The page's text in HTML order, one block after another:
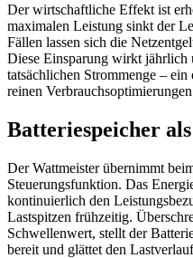
Der wirtschaftliche Effekt ist
maximalen Leistung sinkt der
Fällen lassen sich die
Diese Einsparung wirkt jährlich
tatsächlichen Strommenge –
reinen
Batteriespeicher
Der Wattmeister übernimmt
Steuerungsfunktion. Das
kontinuierlich den
Lastspitzen frühzeitig.
Schwellenwert, stellt der
bereit und glättet den